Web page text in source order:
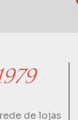
de lojas